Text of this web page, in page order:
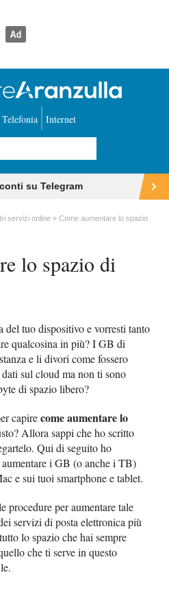
Telefonia Internet
su Telegram
servizi online
Come aumentare lo spazio
lo spazio di
del tuo dispositivo e vorresti tanto
qualcosina in più? I GB di
e li divori come fossero
sul cloud ma non ti sono
di spazio libero?
capirecome aumentare lo
Allora sappi che ho scritto
Qui di seguito ho
i GB (o anche i TB)
e sui tuoi smartphone e tablet.
procedure per aumentare tale
servizi di posta elettronica più
lo spazio che hai sempre
che ti serve in questo